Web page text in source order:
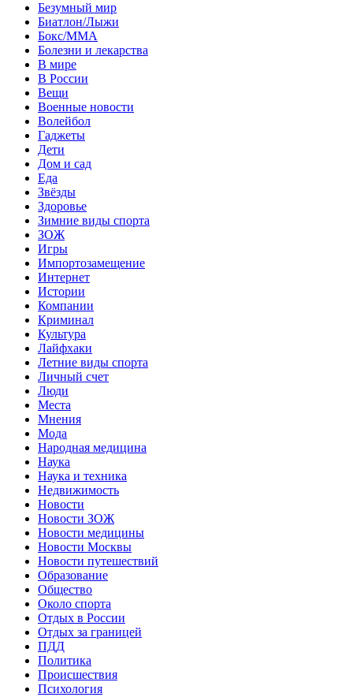
Безумный мир
Биатлон/Лыжи
Бокс/MMA
Болезни и лекарства
В мире
В России
Вещи
Военные новости
Волейбол
Гаджеты
Дети
Дом и сад
Еда
Звёзды
Здоровье
Зимние виды спорта
ЗОЖ
Игры
Импортозамещение
Интернет
Истории
Компании
Криминал
Культура
Лайфхаки
Летние виды спорта
Личный счет
Люди
Места
Мнения
Мода
Народная медицина
Наука
Наука и техника
Недвижимость
Новости
Новости ЗОЖ
Новости медицины
Новости Москвы
Новости путешествий
Образование
Общество
Около спорта
Отдых в России
Отдых за границей
ПДД
Политика
Происшествия
Психология